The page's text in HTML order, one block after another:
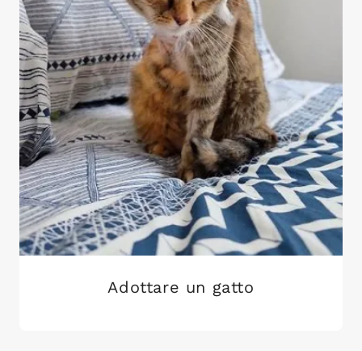
Adottare un gatto